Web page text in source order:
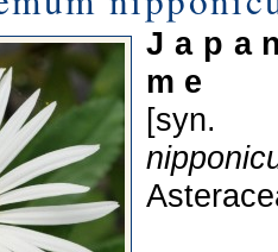
J a p a
m e